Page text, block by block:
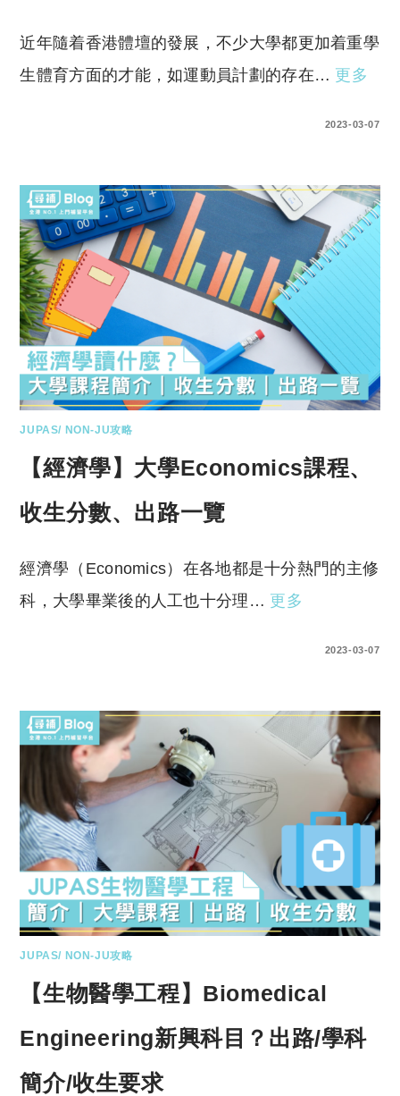
近年隨着香港體壇的發展，不少大學都更加着重學
生體育方面的才能，如運動員計劃的存在… 更多
2023-03-07
JUPAS/ NON-JU攻略
【經濟學】大學Economics課程、
收生分數、出路一覽
經濟學（Economics）在各地都是十分熱門的主修
科，大學畢業後的人工也十分理… 更多
2023-03-07
JUPAS/ NON-JU攻略
【生物醫學工程】Biomedical
Engineering新興科目？出路/學科
簡介/收生要求